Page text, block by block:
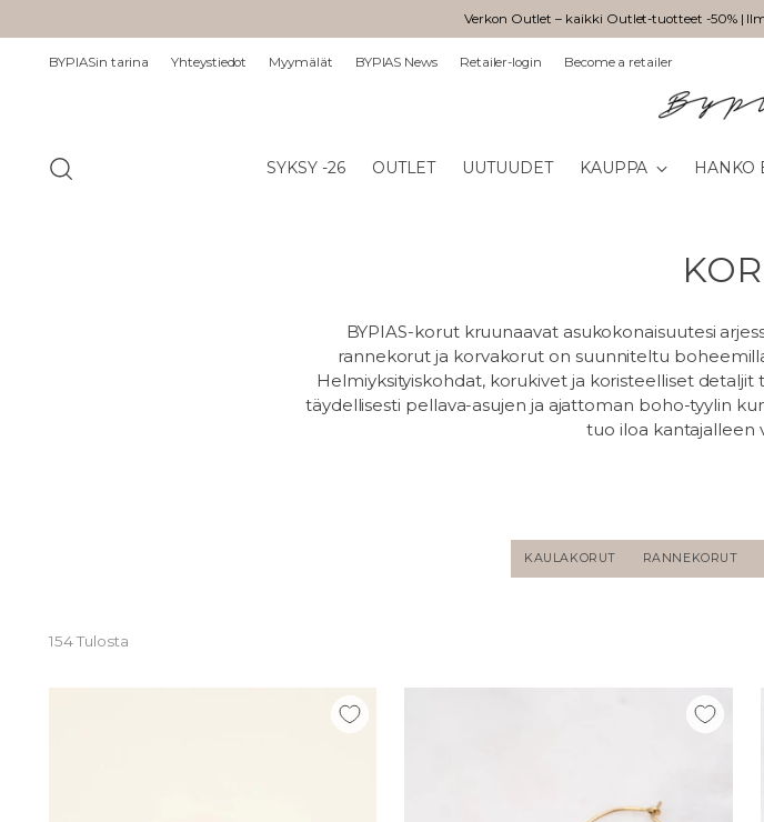
Verkon Outlet – kaikki Outlet-tuotteet -50% |
BYPIASin tarina Yhteystiedot Myymälät BYPIAS News Retailer-login Become a retailer
SYKSY -26 OUTLET UUTUUDET KAUPPA HANKO
BYPIAS-korut kruunaavat asukokonaisuutesi
rannekorut ja korvakorut on suunniteltu
Helmiyksityiskohdat, korukivet ja koristeelliset
täydellisesti pellava-asujen ja ajattoman boho-tyylin
tuo iloa kantajalleen
KAULAKORUT RANNEKORUT
154 Tulosta